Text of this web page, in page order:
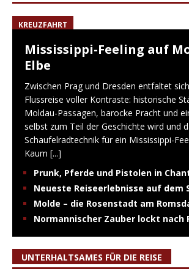
KREUZFAHRT
Mississippi-Feeling auf
Elbe
Zwischen Prag und Dresden entfaltet
Flussreise voller Kontraste: historische
Moldau-Passagen, barocke Pracht und
selbst zum Teil der Geschichte wird und
Schaufelradtechnik für ein Mississippi-
Kaum [...]
Prunk, Pferde und Pistolen in
Neueste Reiseerlebnisse auf dem
Molde – die Rosenstadt am
Normannischer Zauber lockt nach
UNTERHALTSAMES FÜR DIE REISE